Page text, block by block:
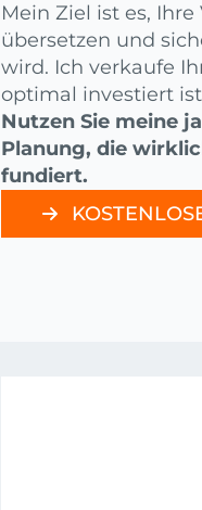
Mein Ziel ist es,
übersetzen und
wird. Ich verkaufe
optimal investiert
Nutzen Sie meine
Planung, die
fundiert.